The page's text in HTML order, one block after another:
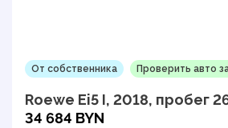
От собственника Проверить авто
Roewe Ei5 I, 2018, пробег
34 684 BYN